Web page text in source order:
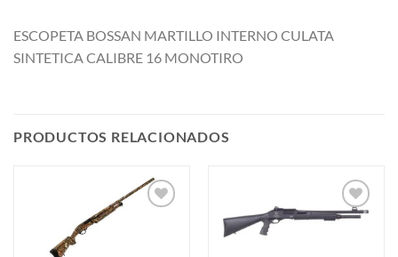
ESCOPETA BOSSAN MARTILLO INTERNO CULATA
SINTETICA CALIBRE 16 MONOTIRO
PRODUCTOS RELACIONADOS
Añadir